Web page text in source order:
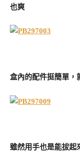
也爽
盒內的配件挺簡單，
雖然用手也是能拔起